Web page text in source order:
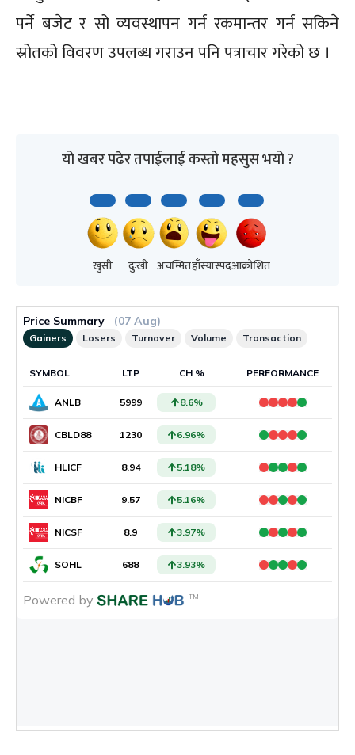
पर्ने बजेट र सो व्यवस्थापन गर्न रकमान्तर गर्न सकिने
स्रोतको विवरण उपलब्ध गराउन पनि पत्राचार गरेको छ ।
यो खबर पढेर तपाईलाई कस्तो महसुस भयो ?
खुसी दुःखी अचम्मितहाँस्यास्पदआक्रोशित